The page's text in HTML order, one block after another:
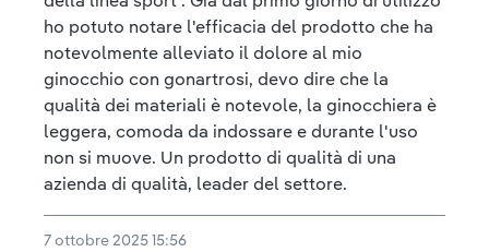
ho potuto notare l'efficacia del prodotto che ha
notevolmente alleviato il dolore al mio
ginocchio con gonartrosi, devo dire che la
qualità dei materiali è notevole, la ginocchiera è
leggera, comoda da indossare e durante l'uso
non si muove. Un prodotto di qualità di una
azienda di qualità, leader del settore.
7 ottobre 2025 15:56